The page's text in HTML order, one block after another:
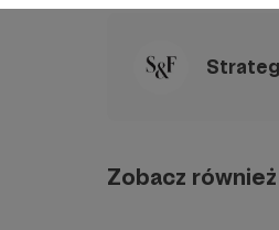
Zobacz również